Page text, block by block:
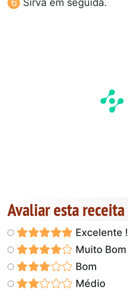
Avaliar esta receita
Excelente !
Muito Bom
Bom
Médio